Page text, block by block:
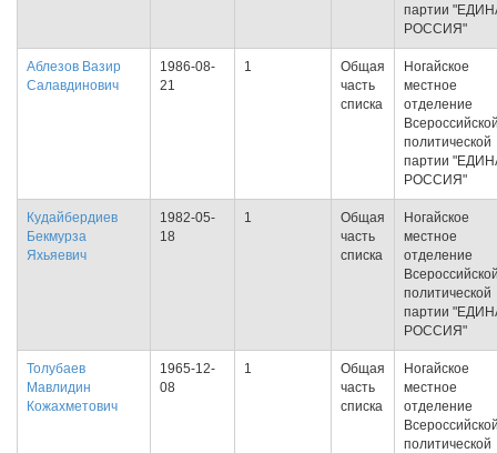
партии
РОССИЯ"
Аблезов Вазир
Салавдинович
1986-08-
21
1
Общая
часть
списка
Ногайское
местное
отделение
политической
партии
РОССИЯ"
Кудайбердиев
Бекмурза
Яхьяевич
1982-05-
18
1
Общая
часть
списка
Ногайское
местное
отделение
политической
партии
РОССИЯ"
Толубаев
Мавлидин
Кожахметович
1965-12-
08
1
Общая
часть
списка
Ногайское
местное
отделение
политической